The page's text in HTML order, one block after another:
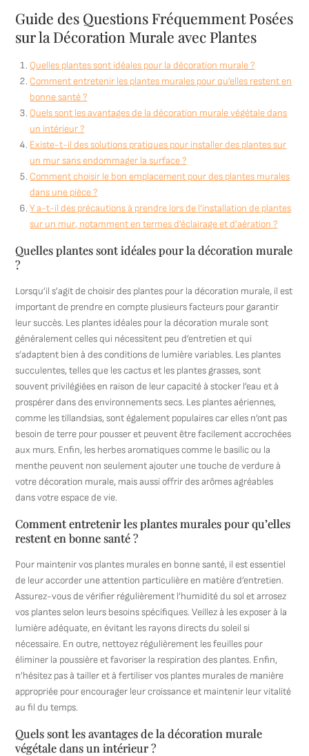
Guide des Questions Fréquemment Posées
sur la Décoration Murale avec Plantes
Quelles plantes sont idéales pour la décoration murale ?
Comment entretenir les plantes murales pour qu’elles restent en
bonne santé ?
Quels sont les avantages de la décoration murale végétale dans
un intérieur ?
Existe-t-il des solutions pratiques pour installer des plantes sur
un mur sans endommager la surface ?
Comment choisir le bon emplacement pour des plantes murales
dans une pièce ?
Y a-t-il des précautions à prendre lors de l’installation de plantes
sur un mur, notamment en termes d’éclairage et d’aération ?
Quelles plantes sont idéales pour la décoration murale
?
Lorsqu’il s’agit de choisir des plantes pour la décoration murale, il est
important de prendre en compte plusieurs facteurs pour garantir
leur succès. Les plantes idéales pour la décoration murale sont
généralement celles qui nécessitent peu d’entretien et qui
s’adaptent bien à des conditions de lumière variables. Les plantes
succulentes, telles que les cactus et les plantes grasses, sont
souvent privilégiées en raison de leur capacité à stocker l’eau et à
prospérer dans des environnements secs. Les plantes aériennes,
comme les tillandsias, sont également populaires car elles n’ont pas
besoin de terre pour pousser et peuvent être facilement accrochées
aux murs. Enfin, les herbes aromatiques comme le basilic ou la
menthe peuvent non seulement ajouter une touche de verdure à
votre décoration murale, mais aussi offrir des arômes agréables
dans votre espace de vie.
Comment entretenir les plantes murales pour qu’elles
restent en bonne santé ?
Pour maintenir vos plantes murales en bonne santé, il est essentiel
de leur accorder une attention particulière en matière d’entretien.
Assurez-vous de vérifier régulièrement l’humidité du sol et arrosez
vos plantes selon leurs besoins spécifiques. Veillez à les exposer à la
lumière adéquate, en évitant les rayons directs du soleil si
nécessaire. En outre, nettoyez régulièrement les feuilles pour
éliminer la poussière et favoriser la respiration des plantes. Enfin,
n’hésitez pas à tailler et à fertiliser vos plantes murales de manière
appropriée pour encourager leur croissance et maintenir leur vitalité
au fil du temps.
Quels sont les avantages de la décoration murale
végétale dans un intérieur ?